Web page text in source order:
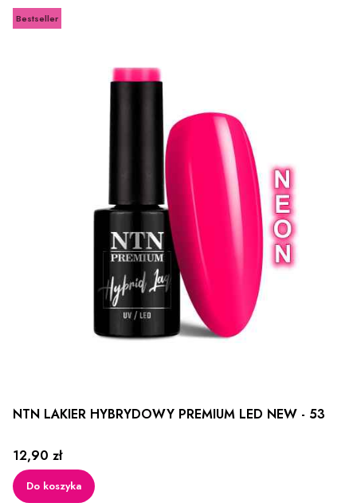
Bestseller
NTN LAKIER HYBRYDOWY PREMIUM LED NEW - 53
Cena
12,90 zł
Do koszyka